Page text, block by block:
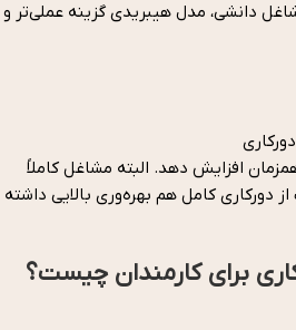
دانشی، مدل هیبریدی گزینه عملی‌تر و
افزایش دهد. البته مشاغل کاملاً
دورکاری کامل هم بهره‌وری بالایی داشته
برای کارمندان چیست؟